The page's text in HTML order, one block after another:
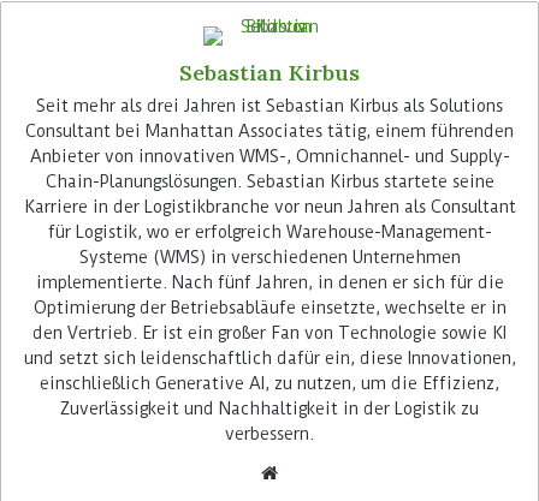
Mit dem Wachstum steigt auch der Druck. Die
Konkurrenz nimmt zu, und die Kunden erwarten
heute mehr als nur einen Webshop – sie wollen
eine nahtlose Erfahrung vom ersten Klick bis zur
Lieferung. Wenn Unternehmen das nicht bieten,
verlieren sie Kunden an ihre Wettbewerber.
Deshalb ist es so wichtig, jetzt zu handeln und
Prozesse zu optimieren, um für die Zukunft gut
Sebastian Kirbus
Seit mehr als drei Jahren ist Sebastian Kirbus als Solutions
Consultant bei Manhattan Associates tätig, einem führenden
Anbieter von innovativen WMS-, Omnichannel- und Supply-
Chain-Planungslösungen. Sebastian Kirbus startete seine
Karriere in der Logistikbranche vor neun Jahren als Consultant
für Logistik, wo er erfolgreich Warehouse-Management-
Systeme (WMS) in verschiedenen Unternehmen
implementierte. Nach fünf Jahren, in denen er sich für die
Optimierung der Betriebsabläufe einsetzte, wechselte er in
den Vertrieb. Er ist ein großer Fan von Technologie sowie KI
und setzt sich leidenschaftlich dafür ein, diese Innovationen,
einschließlich Generative AI, zu nutzen, um die Effizienz,
Zuverlässigkeit und Nachhaltigkeit in der Logistik zu
verbessern.